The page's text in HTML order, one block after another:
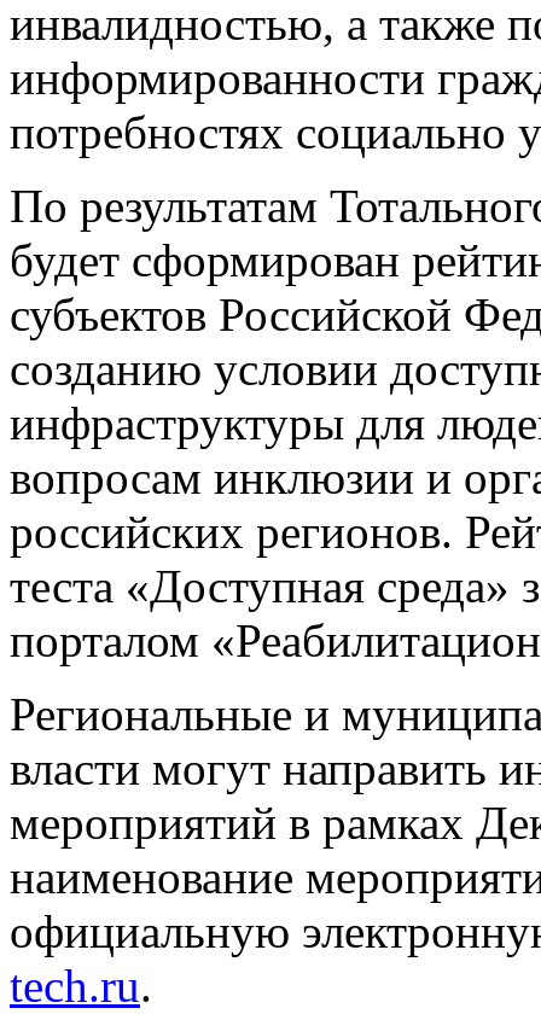
инвалидностью, а также
информированности
потребностях социально
По результатам
будет сформирован
субъектов Российской
созданию условии
инфраструктуры для
вопросам инклюзии и
российских регионов.
теста «Доступная
порталом
Региональные и
власти могут направить
мероприятий в рамках
наименование
официальную
tech.ru.